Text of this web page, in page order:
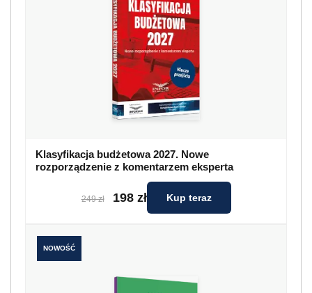
Klasyfikacja budżetowa 2027. Nowe
rozporządzenie z komentarzem eksperta
249 zł 198 zł Kup teraz
NOWOŚĆ